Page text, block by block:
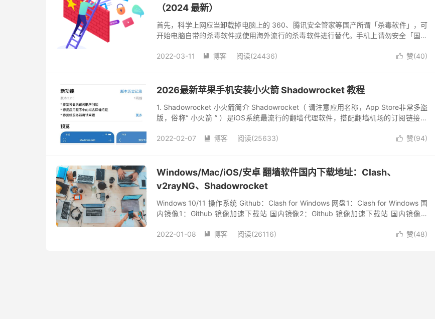
（2024 最新）
首先，科学上网应当卸载掉电脑上的 360、腾讯安全管家等国产所谓「杀毒软件」，可
开始电脑自带的杀毒软件或使用海外流行的杀毒软件进行替代。手机上请勿安全「国家
果不...
 赞(40)
2022-03-11  博客 阅读(24436)
2026最新苹果手机安装小火箭 Shadowrocket 教程
1. Shadowrocket 小火箭简介 Shadowrocket（ 请注意应用名称，App Store非常多盗
版，俗称“ 小火箭 ” ）是iOS系统最流行的翻墙代理软件，搭配翻墙机场的订阅链接使
 赞(94)
2022-02-07  博客 阅读(25633)
Windows/Mac/iOS/安卓 翻墙软件国内下载地址：Clash、
v2rayNG、Shadowrocket
Windows 10/11 操作系统 Github：Clash for Windows 网盘1：Clash for Windows 国
内镜像1：Github 镜像加速下载站 国内镜像2：Github 镜像加速下载站 国内镜像3:
 赞(48)
2022-01-08  博客 阅读(26116)